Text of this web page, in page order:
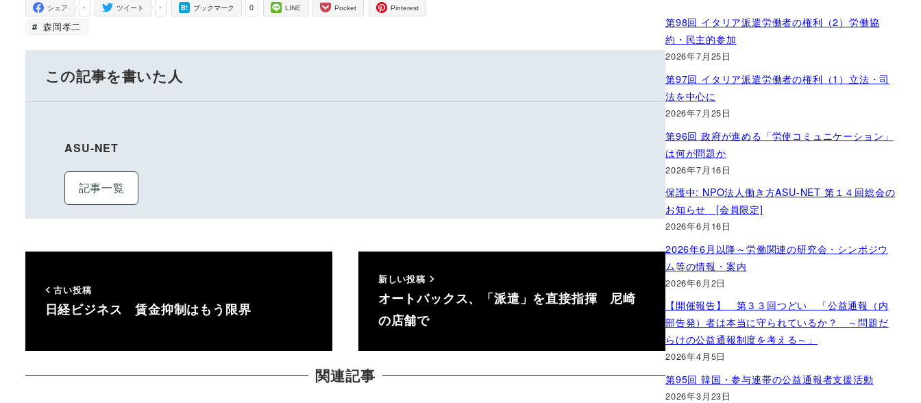
-
シェア -
ツイート 0
ブックマーク LINE Pocket Pinterest
森岡孝二
この記事を書いた人
ASU-NET
記事一覧
古い投稿
日経ビジネス 賃金抑制はもう限界
新しい投稿
オートバックス、「派遣」を直接指揮 尼崎
の店舗で
関連記事
第98回 イタリア派遣労働者の権利（2）労働協
約・民主的参加
2026年7月25日
第97回 イタリア派遣労働者の権利（1）立法・司
法を中心に
2026年7月25日
第96回 政府が進める「労使コミュニケーション」
は何が問題か
2026年7月16日
保護中: NPO法人働き方ASU-NET 第１４回総会の
お知らせ [会員限定]
2026年6月16日
2026年6月以降～労働関連の研究会・シンポジウ
ム等の情報・案内
2026年6月2日
【開催報告】 第３３回つどい 「公益通報（内
部告発）者は本当に守られているか？ ～問題だ
らけの公益通報制度を考える～」
2026年4月5日
第95回 韓国・参与連帯の公益通報者支援活動
2026年3月23日